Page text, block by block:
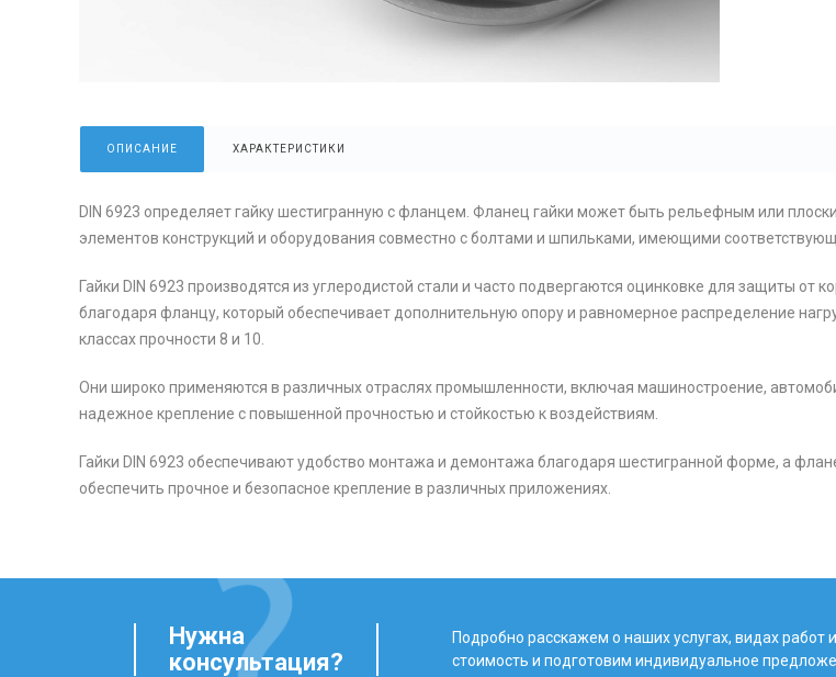
ОПИСАНИЕ ХАРАКТЕРИСТИКИ
DIN 6923 определяет гайку шестигранную с фланцем. Фланец гайки может быть рельефным или
элементов конструкций и оборудования совместно с болтами и шпильками, имеющими
Гайки DIN 6923 производятся из углеродистой стали и часто подвергаются оцинковке для защиты
благодаря фланцу, который обеспечивает дополнительную опору и равномерное распределение
классах прочности 8 и 10.
Они широко применяются в различных отраслях промышленности, включая машиностроение,
надежное крепление с повышенной прочностью и стойкостью к воздействиям.
Гайки DIN 6923 обеспечивают удобство монтажа и демонтажа благодаря шестигранной форме, а
обеспечить прочное и безопасное крепление в различных приложениях.
Нужна
консультация?
Подробно расскажем о наших услугах, видах работ
стоимость и подготовим индивидуальное